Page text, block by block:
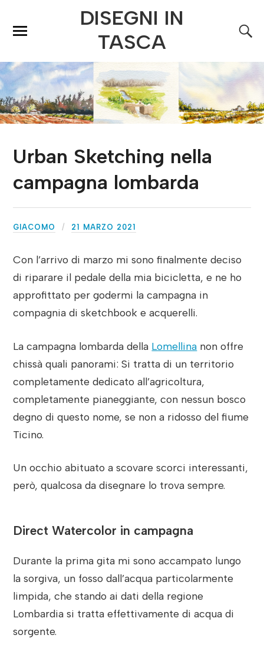
DISEGNI IN
TASCA
Urban Sketching nella
campagna lombarda
GIACOMO 21 MARZO 2021
Con l’arrivo di marzo mi sono finalmente deciso
di riparare il pedale della mia bicicletta, e ne ho
approfittato per godermi la campagna in
compagnia di sketchbook e acquerelli.
La campagna lombarda della Lomellina non offre
chissà quali panorami: Si tratta di un territorio
completamente dedicato all’agricoltura,
completamente pianeggiante, con nessun bosco
degno di questo nome, se non a ridosso del fiume
Ticino.
Un occhio abituato a scovare scorci interessanti,
però, qualcosa da disegnare lo trova sempre.
Direct Watercolor in campagna
Durante la prima gita mi sono accampato lungo
la sorgiva, un fosso dall’acqua particolarmente
limpida, che stando ai dati della regione
Lombardia si tratta effettivamente di acqua di
sorgente.